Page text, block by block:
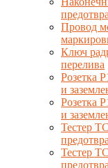
Провод
Ключ
перелива
Розетка
и
Розетка
и
Тестер
Тестер